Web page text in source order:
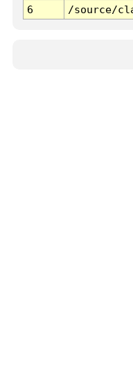
6
/source/